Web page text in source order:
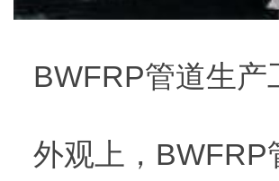
BWFRP管道生产
外观上，BWFRP